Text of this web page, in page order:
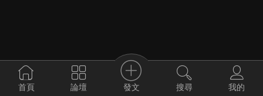
首頁 論壇 發文 搜尋 我的